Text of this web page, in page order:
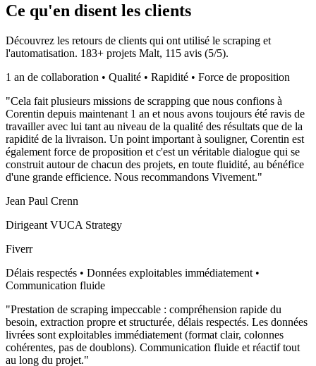
Ce qu'en disent les clients
Découvrez les retours de clients qui ont utilisé le scraping et
l'automatisation. 183+ projets Malt, 115 avis (5/5).
1 an de collaboration • Qualité • Rapidité • Force de proposition
"Cela fait plusieurs missions de scrapping que nous confions à
Corentin depuis maintenant 1 an et nous avons toujours été ravis de
travailler avec lui tant au niveau de la qualité des résultats que de la
rapidité de la livraison. Un point important à souligner, Corentin est
également force de proposition et c'est un véritable dialogue qui se
construit autour de chacun des projets, en toute fluidité, au bénéfice
d'une grande efficience. Nous recommandons Vivement."
Jean Paul Crenn
Dirigeant VUCA Strategy
Fiverr
Délais respectés • Données exploitables immédiatement •
Communication fluide
"Prestation de scraping impeccable : compréhension rapide du
besoin, extraction propre et structurée, délais respectés. Les données
livrées sont exploitables immédiatement (format clair, colonnes
cohérentes, pas de doublons). Communication fluide et réactif tout
au long du projet."